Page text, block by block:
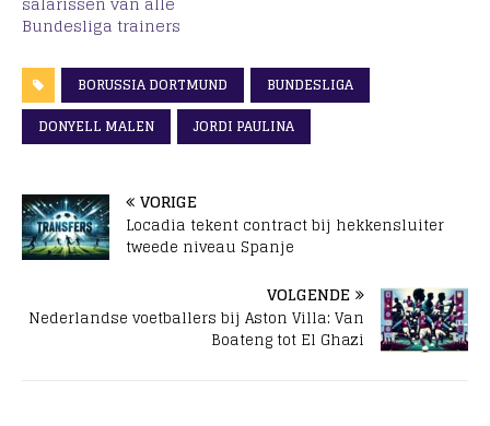
Bundesliga trainers
BORUSSIA DORTMUND
BUNDESLIGA
DONYELL MALEN
JORDI PAULINA
VORIGE
Locadia tekent contract bij hekkensluiter
tweede niveau Spanje
VOLGENDE
Nederlandse voetballers bij Aston Villa: Van
Boateng tot El Ghazi